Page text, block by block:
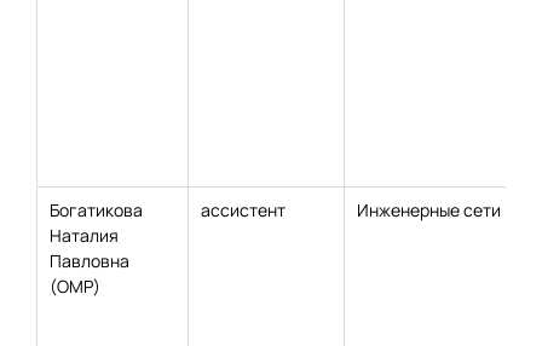
Богатикова
Наталия
Павловна
(ОМР)
ассистент Инженерные сети